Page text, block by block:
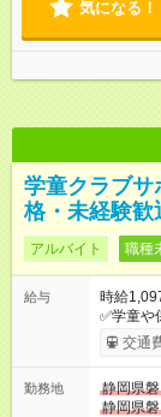
気になる！
学童クラブサ
格・未経験
アルバイト 職種
給与
時給
✅学童や
間】試
採用時
交通
勤務地
静岡県
静岡県